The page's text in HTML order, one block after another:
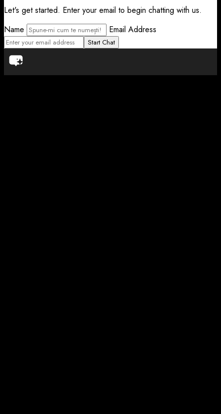
Let's get started. Enter your email to begin chatting with us.
Name
Email Address
Start Chat